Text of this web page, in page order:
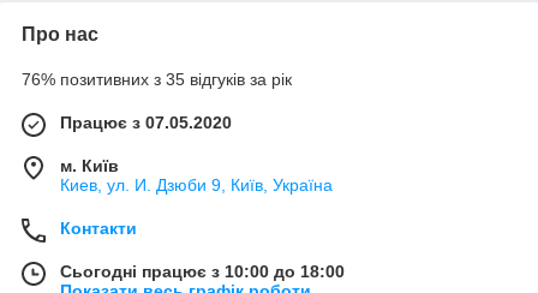
Про нас
76% позитивних з 35 відгуків за рік
Працює з 07.05.2020
м. Київ
Киев, ул. И. Дзюби 9, Київ, Україна
Контакти
Сьогодні працює з 10:00 до 18:00